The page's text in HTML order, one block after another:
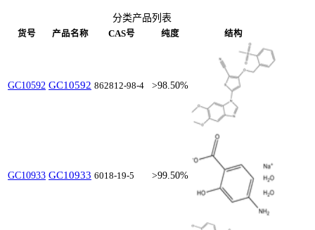
分类产品列表
货号 产品名称 CAS号 纯度 结构
GC10592 GC10592 862812-98-4 >98.50%
GC10933 GC10933 6018-19-5 >99.50%